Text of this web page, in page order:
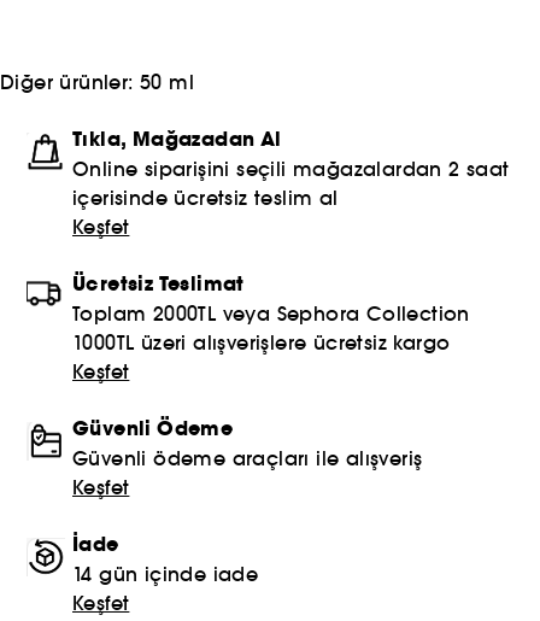
Diğer ürünler:50 ml
Tıkla, Mağazadan Al
Online siparişini seçili mağazalardan 2 saat
içerisinde ücretsiz teslim al
Keşfet
Ücretsiz Teslimat
Toplam 2000TL veya Sephora Collection
1000TL üzeri alışverişlere ücretsiz kargo
Keşfet
Güvenli Ödeme
Güvenli ödeme araçları ile alışveriş
Keşfet
İade
14 gün içinde iade
Keşfet